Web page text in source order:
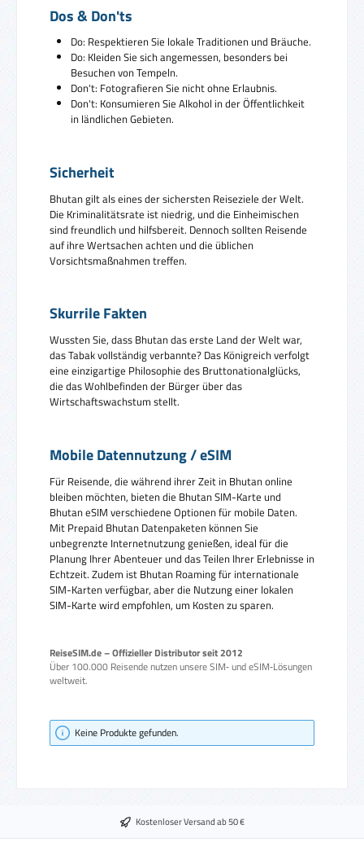
Dos & Don'ts
Do: Respektieren Sie lokale Traditionen und Bräuche.
Do: Kleiden Sie sich angemessen, besonders bei
Besuchen von Tempeln.
Don't: Fotografieren Sie nicht ohne Erlaubnis.
Don't: Konsumieren Sie Alkohol in der Öffentlichkeit
in ländlichen Gebieten.
Sicherheit
Bhutan gilt als eines der sichersten Reiseziele der Welt.
Die Kriminalitätsrate ist niedrig, und die Einheimischen
sind freundlich und hilfsbereit. Dennoch sollten Reisende
auf ihre Wertsachen achten und die üblichen
Vorsichtsmaßnahmen treffen.
Skurrile Fakten
Wussten Sie, dass Bhutan das erste Land der Welt war,
das Tabak vollständig verbannte? Das Königreich verfolgt
eine einzigartige Philosophie des Bruttonationalglücks,
die das Wohlbefinden der Bürger über das
Wirtschaftswachstum stellt.
Mobile Datennutzung / eSIM
Für Reisende, die während ihrer Zeit in Bhutan online
bleiben möchten, bieten die Bhutan SIM-Karte und
Bhutan eSIM verschiedene Optionen für mobile Daten.
Mit Prepaid Bhutan Datenpaketen können Sie
unbegrenzte Internetnutzung genießen, ideal für die
Planung Ihrer Abenteuer und das Teilen Ihrer Erlebnisse in
Echtzeit. Zudem ist Bhutan Roaming für internationale
SIM-Karten verfügbar, aber die Nutzung einer lokalen
SIM-Karte wird empfohlen, um Kosten zu sparen.
ReiseSIM.de – Offizieller Distributor seit 2012
Über 100.000 Reisende nutzen unsere SIM‑ und eSIM‑Lösungen
weltweit.
Keine Produkte gefunden.
Kostenloser Versand ab 50 €